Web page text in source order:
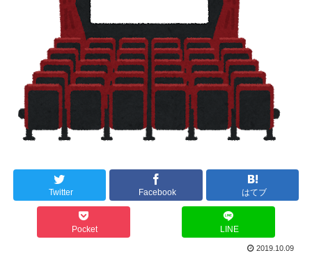
Twitter Facebook はてブ
Pocket LINE
2019.10.09